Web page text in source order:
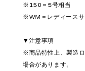
※150＝5号相当
※WM＝レディース
▼注意事項
※商品特性上、製造
場合があります。